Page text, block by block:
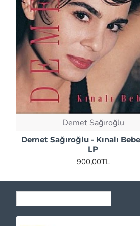
Demet Sağıroğlu
Demet Sağıroğlu - Kınalı
LP
900,00TL